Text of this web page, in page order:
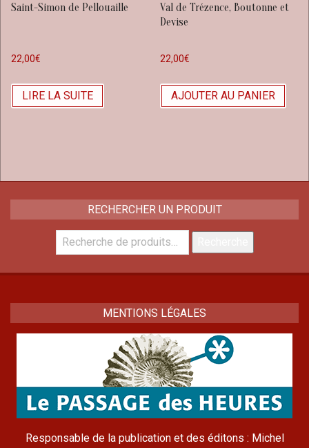
Saint-Simon de Pellouaille
22,00€
LIRE LA SUITE
Val de Trézence, Boutonne et
Devise
22,00€
AJOUTER AU PANIER
RECHERCHER UN PRODUIT
Recherche
pour :
MENTIONS LÉGALES
Responsable de la publication et des éditons : Michel